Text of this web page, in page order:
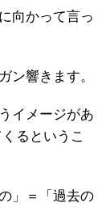
向かって言っ
ン響きます。
イメージがあ
るというこ
」＝「過去の